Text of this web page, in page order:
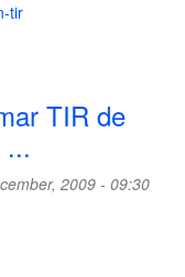
tir
TIR de
2009 - 09:30